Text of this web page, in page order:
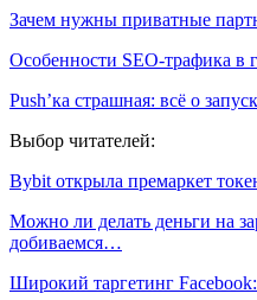
Зачем нужны приватные
Особенности SEO-трафика в
Push’ка страшная: всё о
Выбор читателей:
Bуbit открыла пpeмapкeт
Можно ли делать деньги на
добиваемся…
Широкий таргетинг